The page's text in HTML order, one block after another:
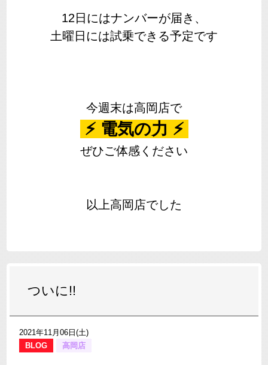
12日にはナンバーが届き、
土曜日には試乗できる予定です
今週末は高岡店で
⚡ 電気の力 ⚡
ぜひご体感ください
以上高岡店でした
ついに!!
2021年11月06日(土)
BLOG
高岡店